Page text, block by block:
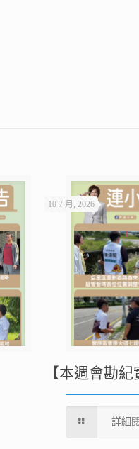
10 7 月, 2026
【本週會勘紀
詳細